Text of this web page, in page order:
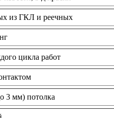
из ГКЛ и реечных
цикла работ
3 мм) потолка